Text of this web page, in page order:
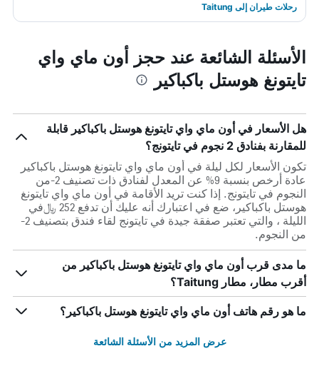
رحلات طيران إلى Taitung
الأسئلة الشائعة عند حجز أون ماي واي
تايتونغ هوستل باكباكير
هل الأسعار في أون ماي واي تايتونغ هوستل باكباكير قابلة
للمقارنة بفنادق 2 نجوم في تايتونج؟
تكون الأسعار لكل ليلة في أون ماي واي تايتونغ هوستل باكباكير
عادة أرخص بنسبة 9% عن المعدل لفنادق ذات تصنيف 2-من
النجوم في تايتونج. إذا كنت تريد الأقامة في أون ماي واي تايتونغ
هوستل باكباكير، ضع في اعتبارك أنه عليك أن تدفع 252 ﷼في
الليلة ، والتي تعتبر صفقة جيدة في تايتونج لقاء فندق بتصنيف 2-
من النجوم.
ما مدى قرب أون ماي واي تايتونغ هوستل باكباكير من
أقرب مطار، مطار Taitung؟
ما هو رقم هاتف أون ماي واي تايتونغ هوستل باكباكير؟
عرض المزيد من الأسئلة الشائعة